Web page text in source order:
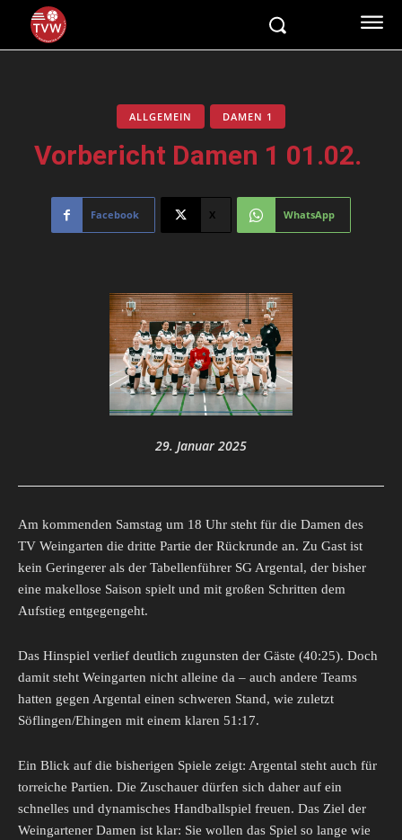
ALLGEMEIN DAMEN 1
Vorbericht Damen 1 01.02.
Facebook X WhatsApp
29. Januar 2025
Am kommenden Samstag um 18 Uhr steht für die Damen des
TV Weingarten die dritte Partie der Rückrunde an. Zu Gast ist
kein Geringerer als der Tabellenführer SG Argental, der bisher
eine makellose Saison spielt und mit großen Schritten dem
Aufstieg entgegengeht.
Das Hinspiel verlief deutlich zugunsten der Gäste (40:25). Doch
damit steht Weingarten nicht alleine da – auch andere Teams
hatten gegen Argental einen schweren Stand, wie zuletzt
Söflingen/Ehingen mit einem klaren 51:17.
Ein Blick auf die bisherigen Spiele zeigt: Argental steht auch für
torreiche Partien. Die Zuschauer dürfen sich daher auf ein
schnelles und dynamisches Handballspiel freuen. Das Ziel der
Weingartener Damen ist klar: Sie wollen das Spiel so lange wie